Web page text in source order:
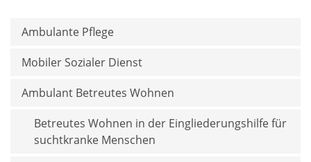
Ambulante Pflege
Mobiler Sozialer Dienst
Ambulant Betreutes Wohnen
Betreutes Wohnen in der Eingliederungshilfe für
suchtkranke Menschen